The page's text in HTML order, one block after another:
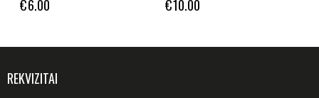
€6.00 €10.00
REKVIZITAI